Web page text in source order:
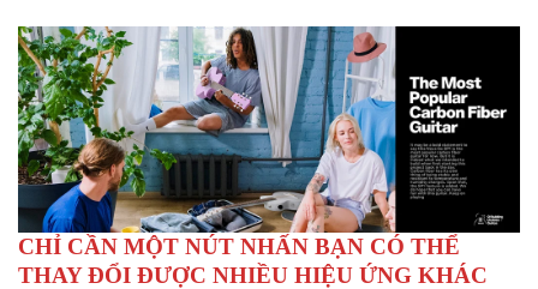
CHỈ CẦN MỘT NÚT NHẤN BẠN CÓ THỂ
THAY ĐỔI ĐƯỢC NHIỀU HIỆU ỨNG KHÁC